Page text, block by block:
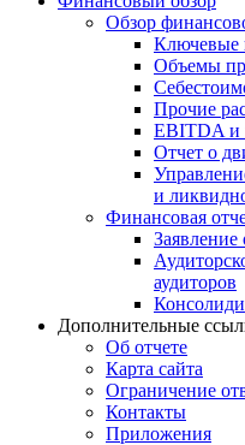
Обзор
Ключевые
Объемы
Прочие
EBITDA и
Отчет о
и
Финансовая
Заявление
аудиторов
Дополнительные
Об отчете
Карта сайта
Ограничение
Контакты
Приложения